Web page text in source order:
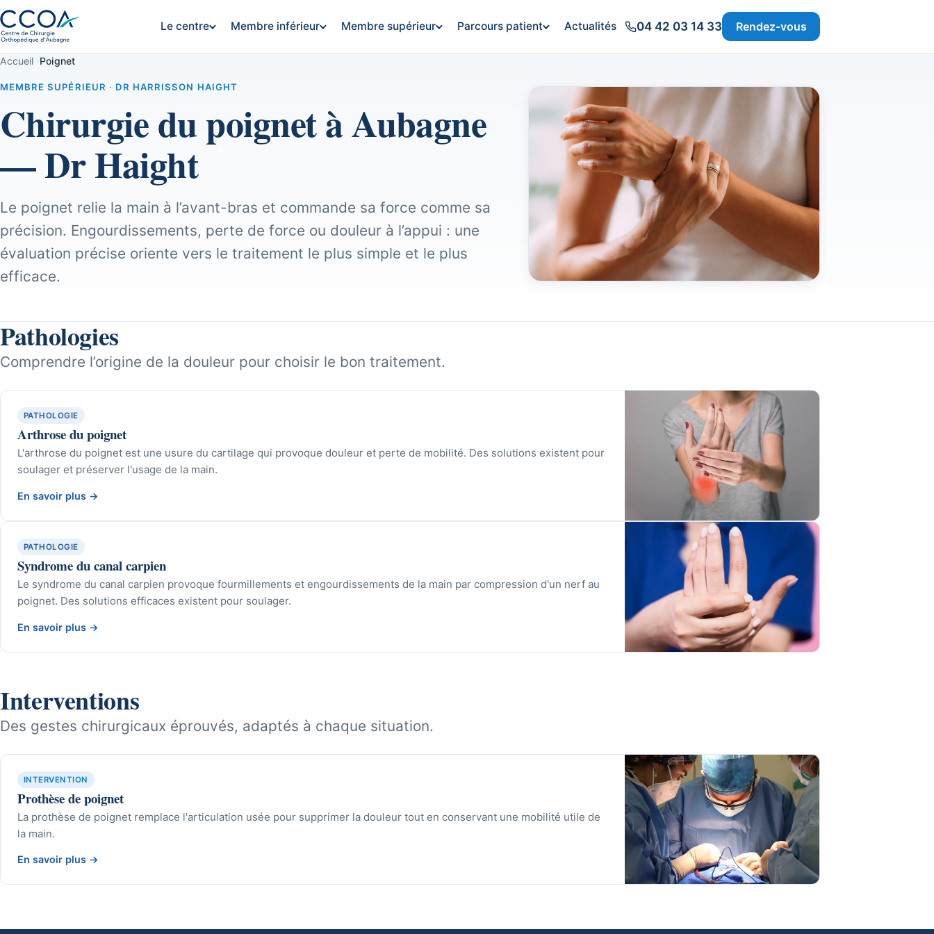
Le centre Membre inférieur Membre supérieur Parcours patient Actualités 04 42 03 14 33 Rendez-vous
Accueil Poignet
MEMBRE SUPÉRIEUR · DR HARRISSON HAIGHT
Chirurgie du poignet à Aubagne
— Dr Haight
Le poignet relie la main à l’avant-bras et commande sa force comme sa
précision. Engourdissements, perte de force ou douleur à l’appui : une
évaluation précise oriente vers le traitement le plus simple et le plus
efficace.
Pathologies
Comprendre l’origine de la douleur pour choisir le bon traitement.
PATHOLOGIE
Arthrose du poignet
L'arthrose du poignet est une usure du cartilage qui provoque douleur et perte de mobilité. Des solutions existent pour
soulager et préserver l'usage de la main.
En savoir plus →
PATHOLOGIE
Syndrome du canal carpien
Le syndrome du canal carpien provoque fourmillements et engourdissements de la main par compression d'un nerf au
poignet. Des solutions efficaces existent pour soulager.
En savoir plus →
Interventions
Des gestes chirurgicaux éprouvés, adaptés à chaque situation.
INTERVENTION
Prothèse de poignet
La prothèse de poignet remplace l'articulation usée pour supprimer la douleur tout en conservant une mobilité utile de
la main.
En savoir plus →